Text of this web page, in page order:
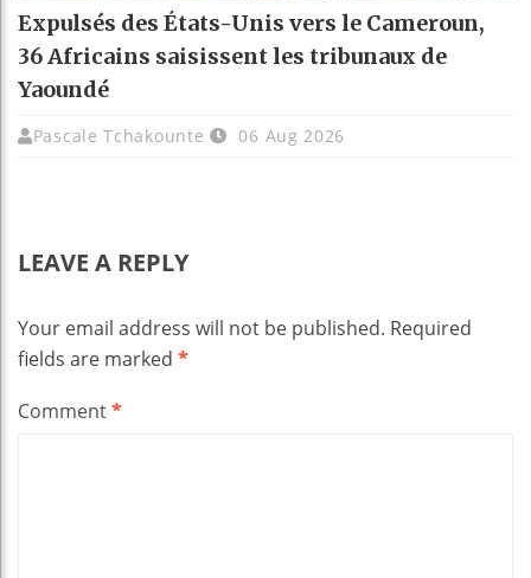
Expulsés des États-Unis vers le Cameroun,
36 Africains saisissent les tribunaux de
Yaoundé
Pascale Tchakounte 06 Aug 2026
LEAVE A REPLY
Your email address will not be published. Required
fields are marked *
Comment*